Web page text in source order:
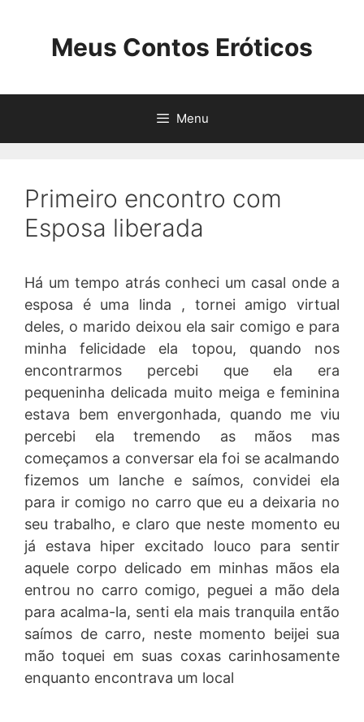
Meus Contos Eróticos
Menu
Primeiro encontro com
Esposa liberada
Há um tempo atrás conheci um casal onde a
esposa é uma linda , tornei amigo virtual
deles, o marido deixou ela sair comigo e para
minha felicidade ela topou, quando nos
encontrarmos percebi que ela era
pequeninha delicada muito meiga e feminina
estava bem envergonhada, quando me viu
percebi ela tremendo as mãos mas
começamos a conversar ela foi se acalmando
fizemos um lanche e saímos, convidei ela
para ir comigo no carro que eu a deixaria no
seu trabalho, e claro que neste momento eu
já estava hiper excitado louco para sentir
aquele corpo delicado em minhas mãos ela
entrou no carro comigo, peguei a mão dela
para acalma-la, senti ela mais tranquila então
saímos de carro, neste momento beijei sua
mão toquei em suas coxas carinhosamente
enquanto encontrava um local